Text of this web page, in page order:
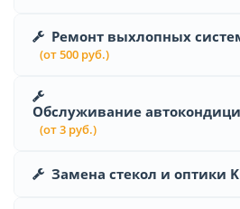
Ремонт выхлопных
(от 500 руб.)
Обслуживание
(от 3 руб.)
Замена стекол и оптики